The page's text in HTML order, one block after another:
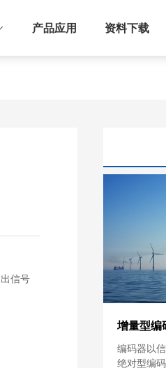
产品应用 资料下载
信号
增量型编
编码器以
绝对型编